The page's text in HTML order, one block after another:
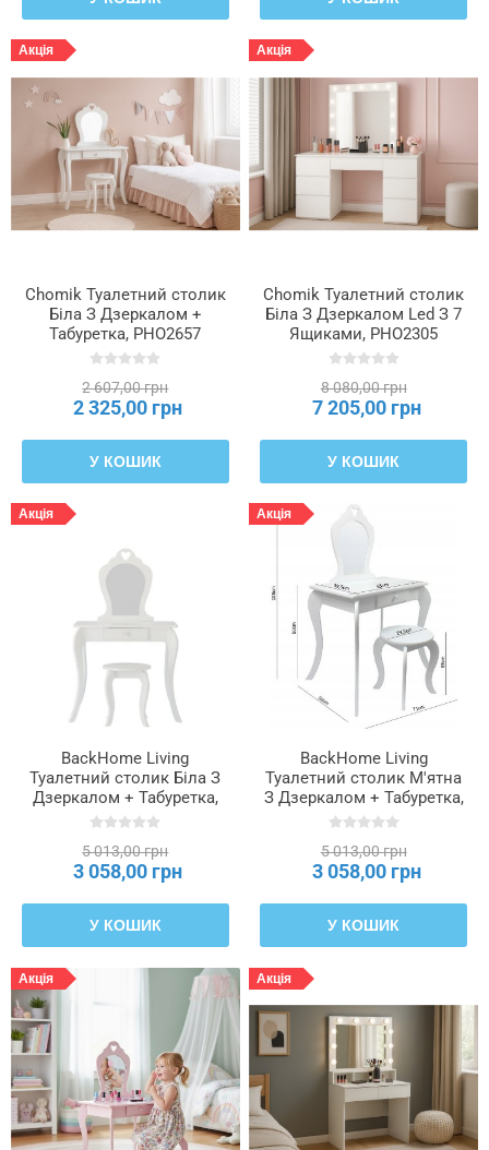
Акція
Chomik Туалетний столик
Біла З Дзеркалом +
Табуретка, PHO2657
2 607,00 грн
2 325,00 грн
У КОШИК
Акція
Chomik Туалетний столик
Біла З Дзеркалом Led З 7
Ящиками, PHO2305
8 080,00 грн
7 205,00 грн
У КОШИК
Акція
BackHome Living
Туалетний столик Біла З
Дзеркалом + Табуретка,
PHO0397
5 013,00 грн
3 058,00 грн
У КОШИК
Акція
BackHome Living
Туалетний столик М'ятна
З Дзеркалом + Табуретка,
PHO3549
5 013,00 грн
3 058,00 грн
У КОШИК
Акція Акція